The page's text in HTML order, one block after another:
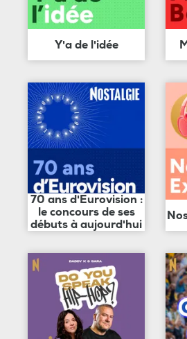
Y'a de l'idée
70 ans d'Eurovision :
le concours de ses
débuts à aujourd'hui